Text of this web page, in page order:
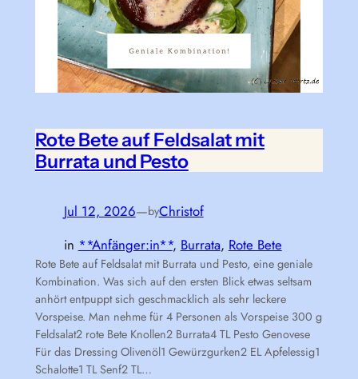
Rote Bete auf Feldsalat mit
Burrata und Pesto
Jul 12, 2026—byChristof
in **Anfänger:in**, Burrata, Rote Bete
Rote Bete auf Feldsalat mit Burrata und Pesto, eine geniale
Kombination. Was sich auf den ersten Blick etwas seltsam
anhört entpuppt sich geschmacklich als sehr leckere
Vorspeise. Man nehme für 4 Personen als Vorspeise 300 g
Feldsalat2 rote Bete Knollen2 Burrata4 TL Pesto Genovese
Für das Dressing Olivenöl1 Gewürzgurken2 EL Apfelessig1
Schalotte1 TL Senf2 TL…